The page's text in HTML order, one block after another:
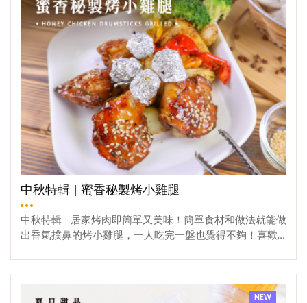
的風味)▲建議趁熱食用才能吃到香甜嫩滑，就像一碗牛奶
豆腐的「蜂蜜薑汁撞奶」 大家快來試做，這絕對是一道冬
天不可缺少的禦寒甜品！
1顆 *選擇用香甜、口感綿密的栗子南瓜，體積也剛好，很
適合拿來烤南瓜布丁 ③ 鮮奶 - 120ml④ 鮮奶油 - 60ml⑤
蜂蜜 -50g *用蜂蜜替代砂糖更健康！這次選擇用烏桕蜂蜜，
淡淡棉花糖的香氣搭配南瓜的香氣-絕配啦！備料【步驟
一】食材處理①這次的南瓜蜂蜜布丁是內餡料連皮一起烹
調食用，所以務必將南瓜外皮刷乾淨，再擦拭備用。②接
著再用食物保鮮膜把南瓜包2-3層微波約 8-10分鐘 / 若沒有
微波爐，亦可試用電鍋蒸熟。微波/電鍋蒸熟時間和南瓜大
小厚度有關<確保南瓜熟度剛好> 【步驟二】製作內餡(奶蛋
液)過程①取出蒸熟的南瓜待降溫後，從頭頂約1/5切開，
去除南瓜籽並挖出南瓜肉，保留約1公分的厚度，形成南瓜
盅當模型。②將挖出的南瓜肉搗碎過篩成南瓜泥備用；接
著就可以開始準備奶蛋液的部分了！③把2顆全雞蛋打入容
器內攪拌；接著倒入鮮奶、鮮奶油、蜂蜜混合。最後加入
南瓜泥攪拌均勻，形成南瓜奶蛋液。南瓜泥用得越多，口
感越綿密和扎實;用的越少，口感較軟嫩④ 將南瓜奶蛋液過
上鋁箔紙(不貼緊)烤30-35分鐘（確保沒有液體流動），最
中秋特輯 | 蜜香秘製烤小雞腿
中秋特輯 | 居家烤肉即簡單又美味！簡單食材和做法就能做
出香氣撲鼻的烤小雞腿，一人吃完一盤也覺得不夠！喜歡
肉，肉質鮮嫩，營養價值也很高，老少佳宜② 時蔬 *可以
準備一些時蔬烤一烤做搭配，營養up!!!③ 蜂蜜 20g *個人
NEW
觀看更多